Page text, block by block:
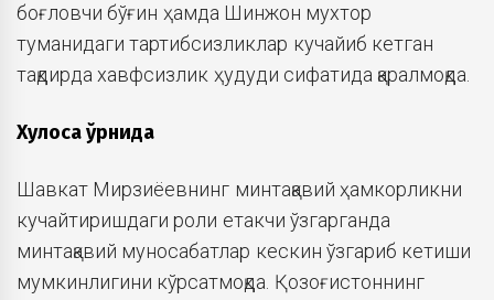
боғловчи бўғин ҳамда Шинжон мухтор
туманидаги тартибсизликлар кучайиб кетган
тақдирда хавфсизлик ҳудуди сифатида қаралмоқда.
Хулоса ўрнида
Шавкат Мирзиёевнинг минтақавий ҳамкорликни
кучайтиришдаги роли етакчи ўзгарганда
минтақавий муносабатлар кескин ўзгариб кетиши
мумкинлигини кўрсатмоқда. Қозоғистоннинг